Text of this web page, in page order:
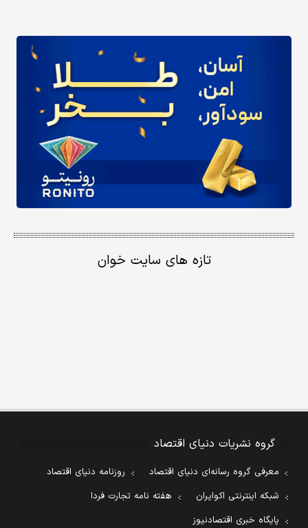
تازه های سایت خوان
گروه نشریات دنیای اقتصاد
معرفی گروه رسانه‌ای دنیای اقتصاد
روزنامه دنیای اقتصاد
شبکه اینترنتی اکوایران
هفته نامه تجارت فردا
پایگاه خبری اقتصادنیوز